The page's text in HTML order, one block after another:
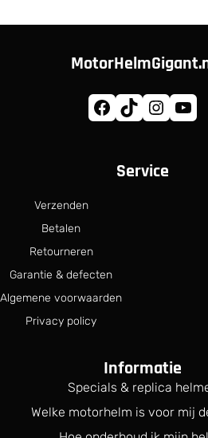
Facebook TikTok Instagram YouTube
Service
Verzenden
Betalen
Retourneren
Garantie & defecten
Algemene voorwaarden
Privacy policy
Informatie
Specials & replica
Welke motorhelm is voor mij